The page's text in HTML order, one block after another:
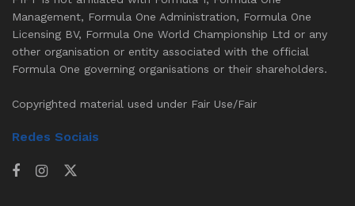
Management, Formula One Administration, Formula One
Licensing BV, Formula One World Championship Ltd or any
other organisation or entity associated with the official
Formula One governing organisations or their shareholders.
Copyrighted material used under Fair Use/Fair
Redes Sociais